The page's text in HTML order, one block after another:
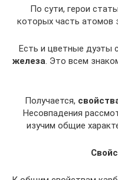
По сути, герои
которых часть атомов
Есть и цветные дуэты
железа. Это всем
Получается,
Несовпадения
изучим общие